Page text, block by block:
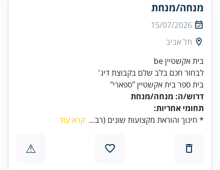
מנחה/מנחת
15/07/2026
תל אביב
לבחור חכם בלב שלם בקבוצת דיג'
בית ספר בית אקשטיין "ספארי"
דרוש/ה: מנחה/מנחת
תחומי אחריות:
* חינוך והוראת מקצועות שונים (רב... קרא עוד
⚠